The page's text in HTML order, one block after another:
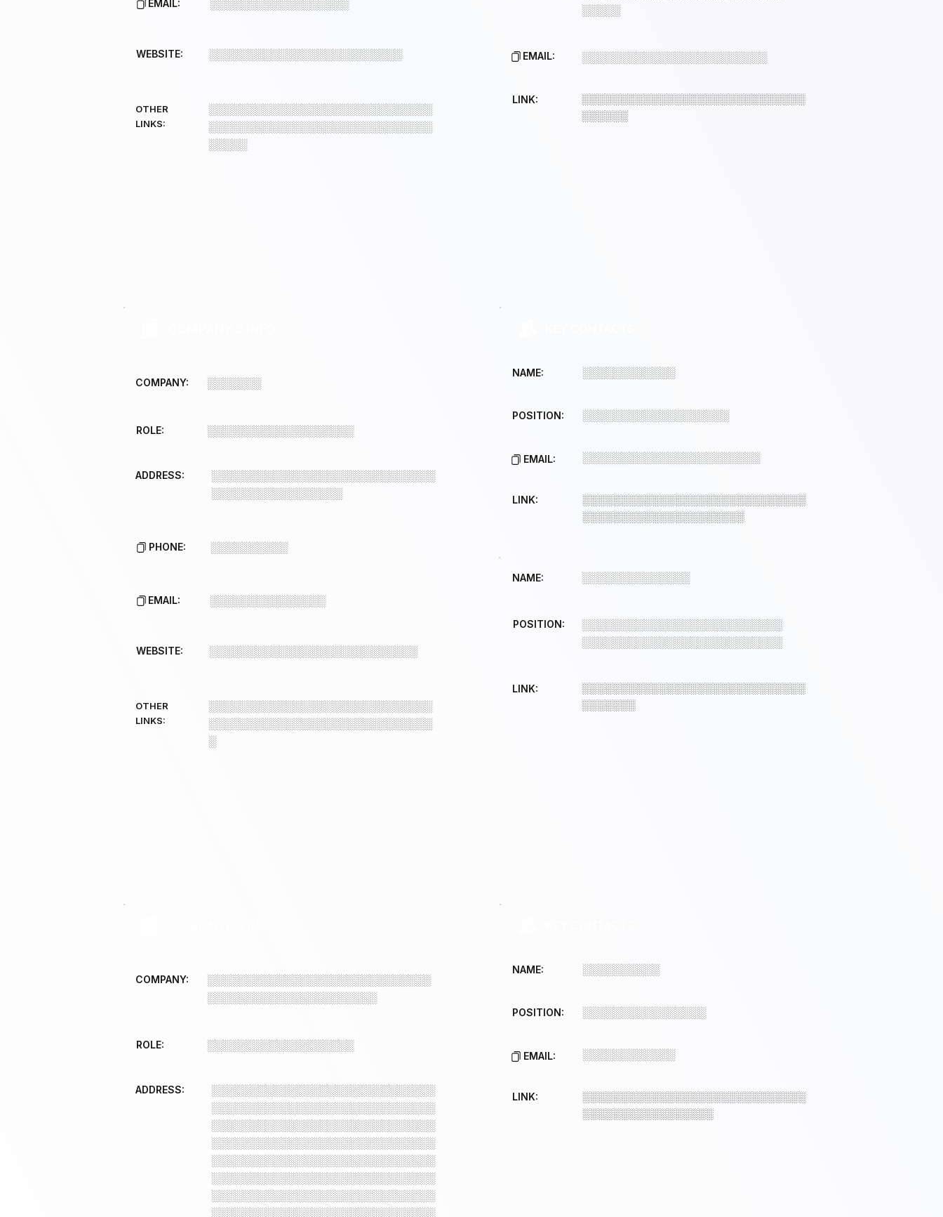
EMAIL: ░░░░░░░░░░░░░░░░░░
WEBSITE: ░░░░░░░░░░░░░░░░░░░░░░░░░
OTHER
LINKS:
░░░░░░░░░░░░░░░░░░░░░░░░░░░░░
░░░░░░░░░░░░░░░░░░░░░░░░░░░░░
░░░░░
░░░░░
EMAIL: ░░░░░░░░░░░░░░░░░░░░░░░░
LINK:
░░░░░░░░░░░░░░░░░░░░░░░░░░░░░
░░░░░░
COMPANY: ░░░░░░░
ROLE: ░░░░░░░░░░░░░░░░░░░
ADDRESS:
░░░░░░░░░░░░░░░░░░░░░░░░░░░░░
░░░░░░░░░░░░░░░░░
PHONE: ░░░░░░░░░░
EMAIL: ░░░░░░░░░░░░░░░
WEBSITE: ░░░░░░░░░░░░░░░░░░░░░░░░░░░
OTHER
LINKS:
░░░░░░░░░░░░░░░░░░░░░░░░░░░░░
░░░░░░░░░░░░░░░░░░░░░░░░░░░░░
░
NAME: ░░░░░░░░░░░░
POSITION: ░░░░░░░░░░░░░░░░░░░
EMAIL: ░░░░░░░░░░░░░░░░░░░░░░░
LINK:
░░░░░░░░░░░░░░░░░░░░░░░░░░░░░
░░░░░░░░░░░░░░░░░░░░░
NAME: ░░░░░░░░░░░░░░
POSITION:
░░░░░░░░░░░░░░░░░░░░░░░░░░
░░░░░░░░░░░░░░░░░░░░░░░░░░
LINK:
░░░░░░░░░░░░░░░░░░░░░░░░░░░░░
░░░░░░░
COMPANY:
░░░░░░░░░░░░░░░░░░░░░░░░░░░░░
░░░░░░░░░░░░░░░░░░░░░░
ROLE: ░░░░░░░░░░░░░░░░░░░
ADDRESS:
░░░░░░░░░░░░░░░░░░░░░░░░░░░░░
░░░░░░░░░░░░░░░░░░░░░░░░░░░░░
░░░░░░░░░░░░░░░░░░░░░░░░░░░░░
░░░░░░░░░░░░░░░░░░░░░░░░░░░░░
░░░░░░░░░░░░░░░░░░░░░░░░░░░░░
░░░░░░░░░░░░░░░░░░░░░░░░░░░░░
░░░░░░░░░░░░░░░░░░░░░░░░░░░░░
░░░░░░░░░░░░░░░░░░░░░░░░░░░░░
NAME: ░░░░░░░░░░
POSITION: ░░░░░░░░░░░░░░░░
EMAIL: ░░░░░░░░░░░░
LINK:
░░░░░░░░░░░░░░░░░░░░░░░░░░░░░
░░░░░░░░░░░░░░░░░